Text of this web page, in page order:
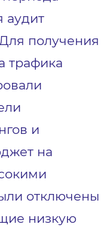
аудит
получения
трафика
и
на
отключены
низкую